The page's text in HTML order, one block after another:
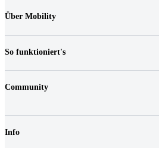
Über Mobility
Jobs & Karriere
Medien
So funktioniert's
Standorte
Community
Info